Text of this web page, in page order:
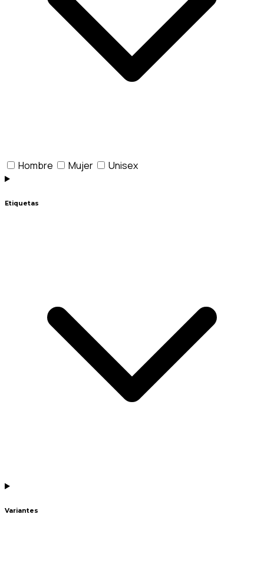
Hombre Mujer Unisex
Etiquetas
Variantes